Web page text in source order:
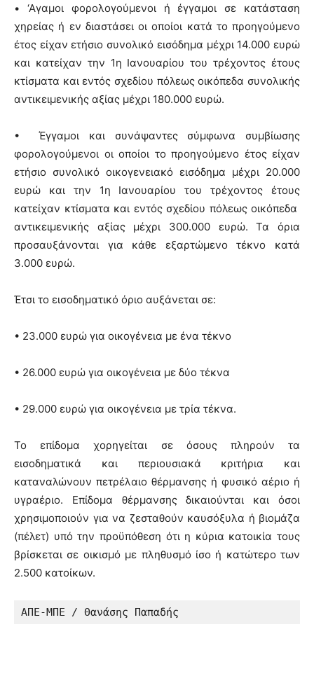
• ‘Αγαμοι φορολογούμενοι ή έγγαμοι σε κατάσταση
χηρείας ή εν διαστάσει οι οποίοι κατά το προηγούμενο
έτος είχαν ετήσιο συνολικό εισόδημα μέχρι 14.000 ευρώ
και κατείχαν την 1η Ιανουαρίου του τρέχοντος έτους
κτίσματα και εντός σχεδίου πόλεως οικόπεδα συνολικής
αντικειμενικής αξίας μέχρι 180.000 ευρώ.
• Έγγαμοι και συνάψαντες σύμφωνα συμβίωσης
φορολογούμενοι οι οποίοι το προηγούμενο έτος είχαν
ετήσιο συνολικό οικογενειακό εισόδημα μέχρι 20.000
ευρώ και την 1η Ιανουαρίου του τρέχοντος έτους
κατείχαν κτίσματα και εντός σχεδίου πόλεως οικόπεδα
αντικειμενικής αξίας μέχρι 300.000 ευρώ. Τα όρια
προσαυξάνονται για κάθε εξαρτώμενο τέκνο κατά
3.000 ευρώ.
Έτσι το εισοδηματικό όριο αυξάνεται σε:
• 23.000 ευρώ για οικογένεια με ένα τέκνο
• 26.000 ευρώ για οικογένεια με δύο τέκνα
• 29.000 ευρώ για οικογένεια με τρία τέκνα.
Το επίδομα χορηγείται σε όσους πληρούν τα
εισοδηματικά και περιουσιακά κριτήρια και
καταναλώνουν πετρέλαιο θέρμανσης ή φυσικό αέριο ή
υγραέριο. Επίδομα θέρμανσης δικαιούνται και όσοι
χρησιμοποιούν για να ζεσταθούν καυσόξυλα ή βιομάζα
(πέλετ) υπό την προϋπόθεση ότι η κύρια κατοικία τους
βρίσκεται σε οικισμό με πληθυσμό ίσο ή κατώτερο των
2.500 κατοίκων.
ΑΠΕ-ΜΠΕ / Θανάσης Παπαδής